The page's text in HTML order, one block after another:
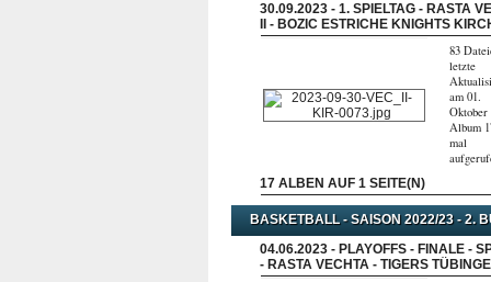
30.09.2023 - 1. SPIELTAG - RASTA
II - BOZIC ESTRICHE KNIGHTS
83
letzte
am 01.
Oktober
Album
mal
17 ALBEN AUF 1 SEITE(N)
BASKETBALL - SAISON 2022/23 - 2.
04.06.2023 - PLAYOFFS - FINALE -
- RASTA VECHTA - TIGERS